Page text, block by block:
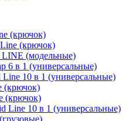
(крючок)
(крючок)
LINE (модельные)
6 в 1 (универсальные)
10 в 1 (универсальные)
(крючок)
(крючок)
Line 10 в 1 (универсальные)